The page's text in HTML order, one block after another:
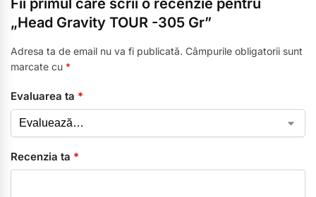
Fii primul care scrii o recenzie pentru
„Head Gravity TOUR -305 Gr”
Adresa ta de email nu va fi publicată. Câmpurile obligatorii sunt
marcate cu *
Evaluarea ta *
Recenzia ta *